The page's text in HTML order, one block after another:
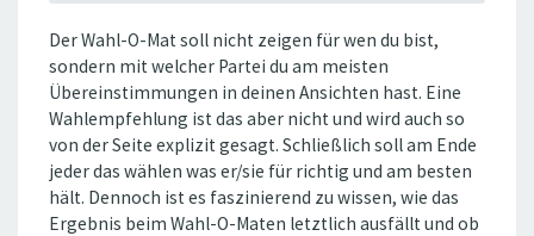
Der Wahl-O-Mat soll nicht zeigen für wen du bist,
sondern mit welcher Partei du am meisten
Übereinstimmungen in deinen Ansichten hast. Eine
Wahlempfehlung ist das aber nicht und wird auch so
von der Seite explizit gesagt. Schließlich soll am Ende
jeder das wählen was er/sie für richtig und am besten
hält. Dennoch ist es faszinierend zu wissen, wie das
Ergebnis beim Wahl-O-Maten letztlich ausfällt und ob